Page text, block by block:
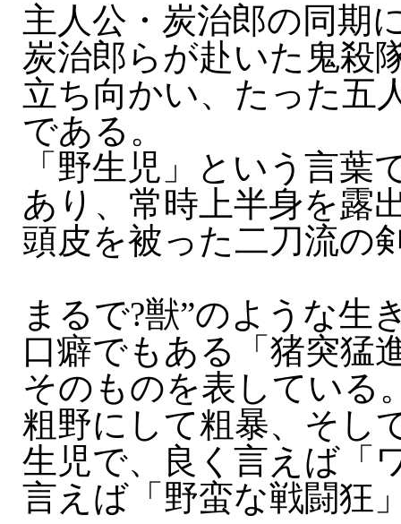
主人公・炭治郎の同期
炭治郎らが赴いた鬼殺
立ち向かい、たった五
である。
「野生児」という言
あり、常時上半身を露
頭皮を被った二刀流の
まるで?獣”のような生
口癖でもある「猪突猛
そのものを表している
粗野にして粗暴、そし
生児で、良く言えば「
言えば「野蛮な戦闘狂